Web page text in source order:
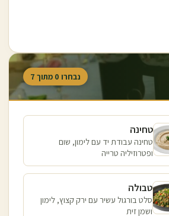
נבחרו 0 מתוך 7
טחינה
טחינה עבודת יד עם לימון, שום
ופטרוזיליה טרייה
טבולה
סלט בורגול עשיר עם ירק קצוץ, לימון
ושמן זית